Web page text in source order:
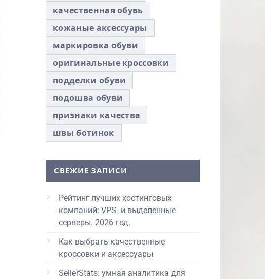
качественная обувь
кожаные аксессуары
маркировка обуви
оригинальные кроссовки
подделки обуви
подошва обуви
признаки качества
швы ботинок
СВЕЖИЕ ЗАПИСИ
Рейтинг лучших хостинговых
компаний: VPS- и выделенные
серверы. 2026 год.
Как выбрать качественные
кроссовки и аксессуары
SellerStats: умная аналитика для